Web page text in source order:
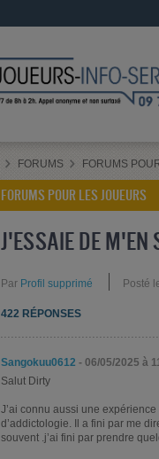
FORUMS FORUMS
FORUMS POUR LES JOUEURS
J'ESSAIE DE M'EN
Par Profil supprimé Posté
422 RÉPONSES
Sangokuu0612 - 06/05/2025 à
Salut Dirty
J’ai connu aussi une
d’addictologie. Il a fini par me
souvent .j’ai fini par prendre